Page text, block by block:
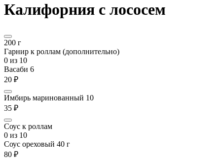
Калифорния с лососем
200 г
Гарнир к роллам (дополнительно)
0 из 10
Васаби 6
20 ₽
Имбирь маринованный 10
35 ₽
Соус к роллам
0 из 10
Соус ореховый 40 г
80 ₽